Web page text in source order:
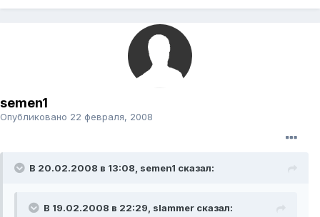
semen1
Опубликовано 22 февраля, 2008
В 20.02.2008 в 13:08, semen1 сказал:
В 19.02.2008 в 22:29, slammer сказал: